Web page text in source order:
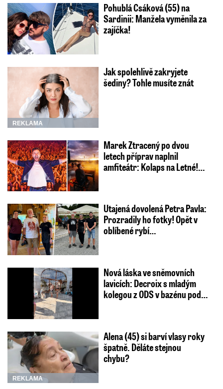
Pohublá Csáková (55) na
Sardinii: Manžela vyměnila za
zajíčka!
REKLAMA
Jak spolehlivě zakryjete
šediny? Tohle musíte znát
Marek Ztracený po dvou
letech příprav naplnil
amfiteátr: Kolaps na Letné!…
Utajená dovolená Petra Pavla:
Prozradily ho fotky! Opět v
oblíbené rybí…
Nová láska ve sněmovních
lavicích: Decroix s mladým
kolegou z ODS v bazénu pod…
REKLAMA
Alena (45) si barví vlasy roky
špatně. Děláte stejnou
chybu?